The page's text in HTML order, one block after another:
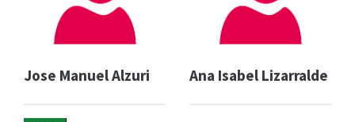
Jose Manuel Alzuri Ana Isabel Lizarralde